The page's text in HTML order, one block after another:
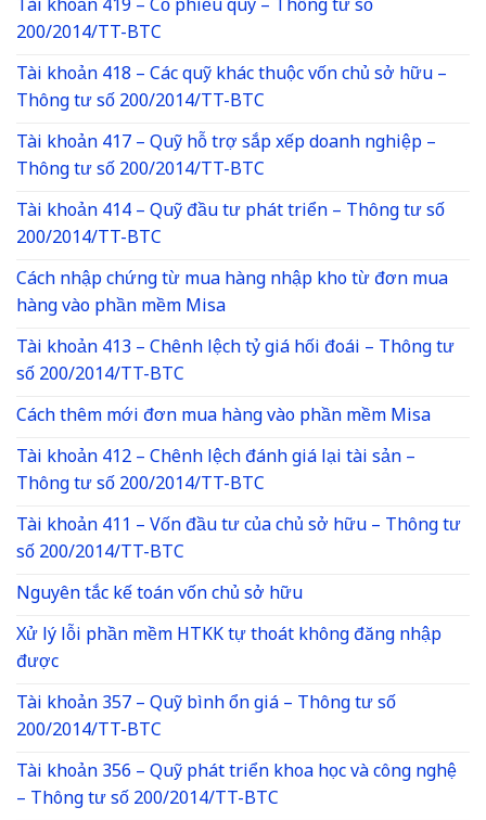
200/2014/TT-BTC
Tài khoản 418 – Các quỹ khác thuộc vốn chủ sở hữu –
Thông tư số 200/2014/TT-BTC
Tài khoản 417 – Quỹ hỗ trợ sắp xếp doanh nghiệp –
Thông tư số 200/2014/TT-BTC
Tài khoản 414 – Quỹ đầu tư phát triển – Thông tư số
200/2014/TT-BTC
Cách nhập chứng từ mua hàng nhập kho từ đơn mua
hàng vào phần mềm Misa
Tài khoản 413 – Chênh lệch tỷ giá hối đoái – Thông tư
số 200/2014/TT-BTC
Cách thêm mới đơn mua hàng vào phần mềm Misa
Tài khoản 412 – Chênh lệch đánh giá lại tài sản –
Thông tư số 200/2014/TT-BTC
Tài khoản 411 – Vốn đầu tư của chủ sở hữu – Thông tư
số 200/2014/TT-BTC
Nguyên tắc kế toán vốn chủ sở hữu
Xử lý lỗi phần mềm HTKK tự thoát không đăng nhập
được
Tài khoản 357 – Quỹ bình ổn giá – Thông tư số
200/2014/TT-BTC
Tài khoản 356 – Quỹ phát triển khoa học và công nghệ
– Thông tư số 200/2014/TT-BTC